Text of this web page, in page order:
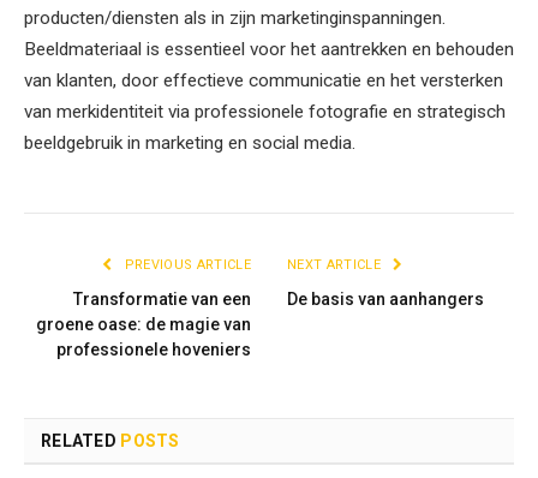
producten/diensten als in zijn marketinginspanningen.
Beeldmateriaal is essentieel voor het aantrekken en behouden
van klanten, door effectieve communicatie en het versterken
van merkidentiteit via professionele fotografie en strategisch
beeldgebruik in marketing en social media.
PREVIOUS ARTICLE
Transformatie van een
groene oase: de magie van
professionele hoveniers
NEXT ARTICLE
De basis van aanhangers
RELATED POSTS